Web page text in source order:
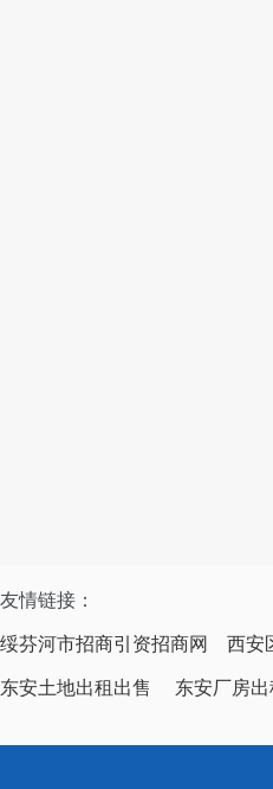
友情链接：
绥芬河市招商引资招商网 西安
东安土地出租出售 东安厂房出